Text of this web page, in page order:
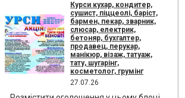
Курси кухар, кондитер,
сушист, піццеолі, баріст,
бармен, пекар, зварник,
слюсар, електрик,
бетоняр, бухгалтер,
продавец, перукар,
манікюр, візаж, татуаж,
тату, шугарінг,
косметолог, грумінг
27.07.26